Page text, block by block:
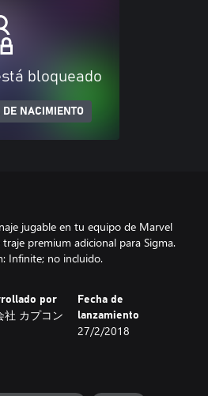
bloqueado
DE NACIMIENTO
jugable en tu equipo de Marvel
premium adicional para Sigma.
Infinite; no incluido.
por
社 カプコン
Fecha de
lanzamiento
27/2/2018